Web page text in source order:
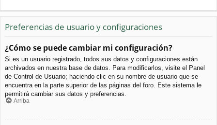
Preferencias de usuario y configuraciones
¿Cómo se puede cambiar mi configuración?
Si es un usuario registrado, todos sus datos y configuraciones están
archivados en nuestra base de datos. Para modificarlos, visite el Panel
de Control de Usuario; haciendo clic en su nombre de usuario que se
encuentra en la parte superior de las páginas del foro. Este sistema le
permitirá cambiar sus datos y preferencias.
Arriba